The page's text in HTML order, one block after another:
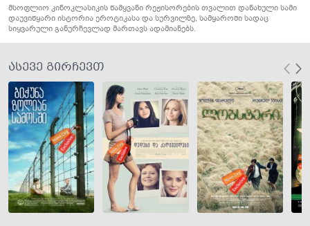
მსოფლიო კინოკლასიკის წამყვანი რეჟისორების თვალით დანახული სამი
დაუვიწყარი ისტორია ეროტიკასა და სურვილზე, სამყაროში სადაც
სიყვარული განურჩევლად მართავს ადამიანებს.
ასევე გირჩევთ